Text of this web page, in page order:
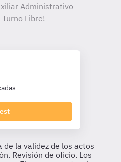
Administrativo
Libre!